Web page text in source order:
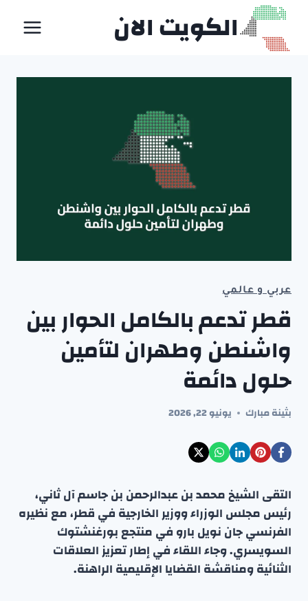
التجاوز
المحتوى
الكويت الان
عربي و عالمي
قطر تدعم بالكامل الحوار بين
واشنطن وطهران لتأمين
حلول دائمة
بثينة مبارك يونيو 22, 2026
التقى الشيخ محمد بن عبدالرحمن بن جاسم آل ثاني،
رئيس مجلس الوزراء ووزير الخارجية في قطر، مع نظيره
الفرنسي جان نويل بارو في منتجع بورغنشتوك
السويسري. وجاء اللقاء في إطار تعزيز العلاقات
الثنائية ومناقشة القضايا الإقليمية الراهنة.